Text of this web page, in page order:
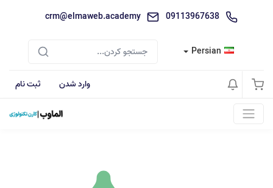
09113967638
crm@elmaweb.academy
Persian
وارد شدن ثبت نام